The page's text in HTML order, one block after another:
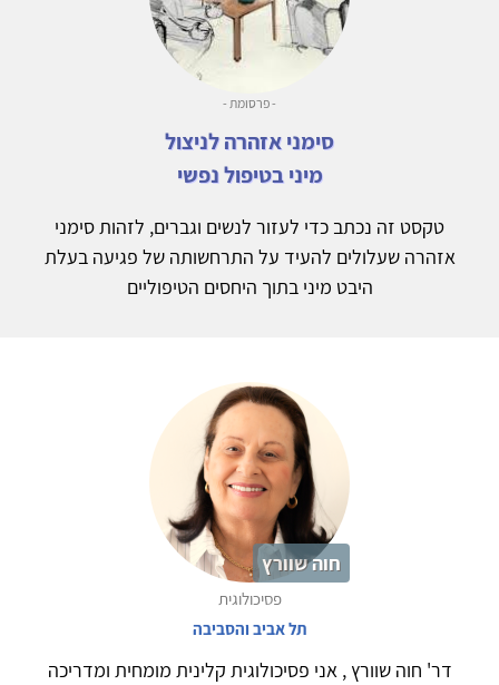
- פרסומת -
סימני אזהרה לניצול
מיני בטיפול נפשי
טקסט זה נכתב כדי לעזור לנשים וגברים, לזהות סימני
אזהרה שעלולים להעיד על התרחשותה של פגיעה בעלת
היבט מיני בתוך היחסים הטיפוליים
חוה שוורץ
פסיכולוגית
תל אביב והסביבה
דר' חוה שוורץ , אני פסיכולוגית קלינית מומחית ומדריכה